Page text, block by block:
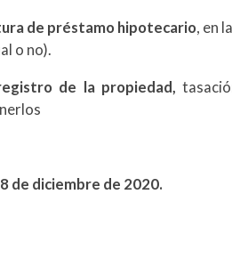
de préstamo hipotecario, en
o no).
de la propiedad,
de diciembre de 2020.